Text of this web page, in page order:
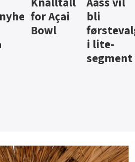
jus fra
Berentsen
iste fra
Hansa